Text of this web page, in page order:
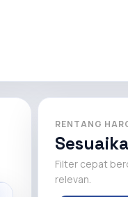
RENTANG
Filter cepat
relevan.